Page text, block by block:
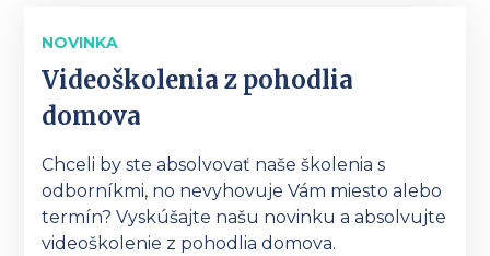
NOVINKA
Videoškolenia z pohodlia
domova
Chceli by ste absolvovať naše školenia s
odborníkmi, no nevyhovuje Vám miesto alebo
termín? Vyskúšajte našu novinku a absolvujte
videoškolenie z pohodlia domova.